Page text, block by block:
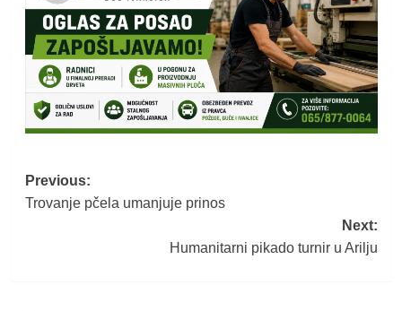
Post
navigation
Previous:
Trovanje pčela umanjuje prinos
Next:
Humanitarni pikado turnir u Arilju